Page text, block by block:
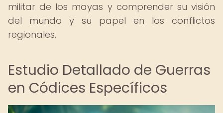
militar de los mayas y comprender su visión
del mundo y su papel en los conflictos
regionales.
Estudio Detallado de Guerras
en Códices Específicos